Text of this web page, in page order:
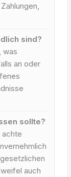
sind?
was
an oder
sollte?
achte
auch